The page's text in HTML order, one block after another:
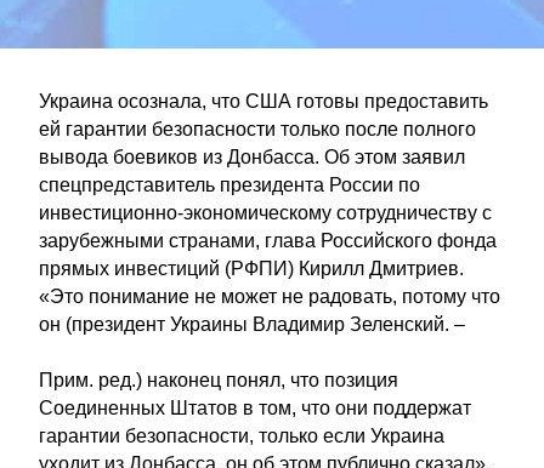
Украина осознала, что США готовы предоставить
ей гарантии безопасности только после полного
вывода боевиков из Донбасса. Об этом заявил
спецпредставитель президента России по
инвестиционно-экономическому сотрудничеству с
зарубежными странами, глава Российского фонда
прямых инвестиций (РФПИ) Кирилл Дмитриев.
«Это понимание не может не радовать, потому что
он (президент Украины Владимир Зеленский. –
Прим. ред.) наконец понял, что позиция
Соединенных Штатов в том, что они поддержат
гарантии безопасности, только если Украина
уходит из Донбасса, он об этом публично сказал»,